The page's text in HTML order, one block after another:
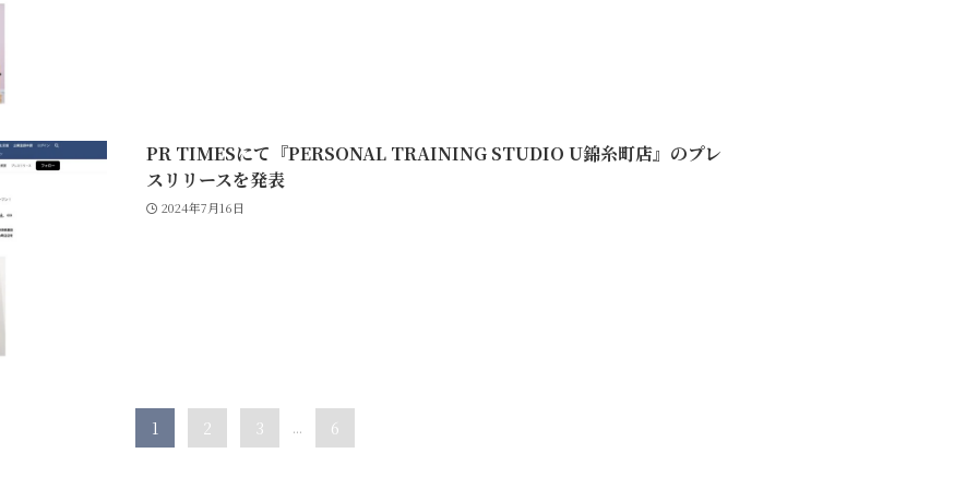
PR TIMESにて『PERSONAL TRAINING STUDIO U錦糸町店』のプレ
スリリースを発表
2024年7月16日
1 2 3 ... 6